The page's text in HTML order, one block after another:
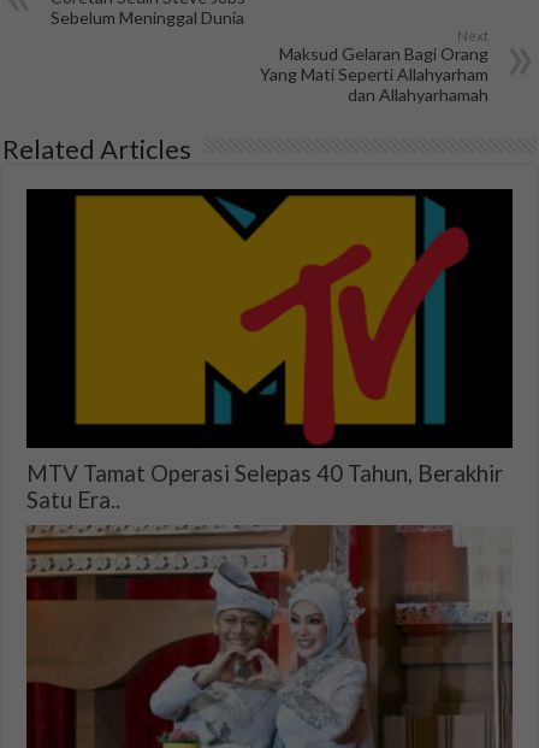
Sebelum Meninggal Dunia
Next
Maksud Gelaran Bagi Orang
Yang Mati Seperti Allahyarham
dan Allahyarhamah
Related Articles
MTV Tamat Operasi Selepas 40 Tahun, Berakhir
Satu Era..